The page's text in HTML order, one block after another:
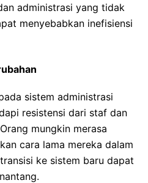
administrasi yang tidak
menyebabkan inefisiensi
sistem administrasi
resistensi dari staf dan
mungkin merasa
cara lama mereka dalam
ke sistem baru dapat